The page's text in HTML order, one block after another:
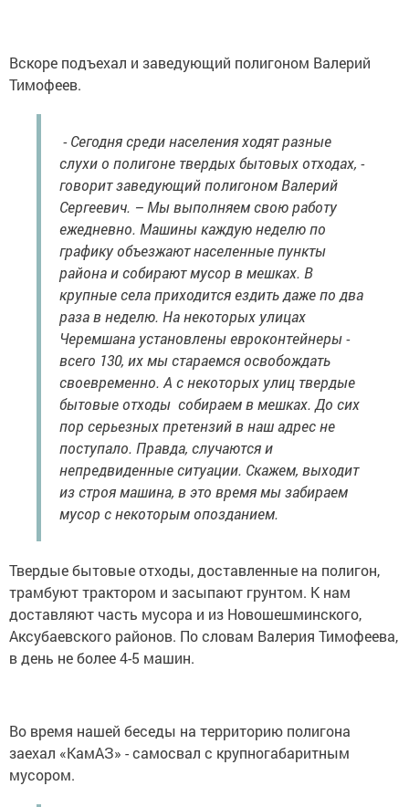
Вскоре подъехал и заведующий полигоном Валерий
Тимофеев.
- Сегодня среди населения ходят разные
слухи о полигоне твердых бытовых отходах, -
говорит заведующий полигоном Валерий
Сергеевич. – Мы выполняем свою работу
ежедневно. Машины каждую неделю по
графику объезжают населенные пункты
района и собирают мусор в мешках. В
крупные села приходится ездить даже по два
раза в неделю. На некоторых улицах
Черемшана установлены евроконтейнеры -
всего 130, их мы стараемся освобождать
своевременно. А с некоторых улиц твердые
бытовые отходы собираем в мешках. До сих
пор серьезных претензий в наш адрес не
поступало. Правда, случаются и
непредвиденные ситуации. Скажем, выходит
из строя машина, в это время мы забираем
мусор с некоторым опозданием.
Твердые бытовые отходы, доставленные на полигон,
трамбуют трактором и засыпают грунтом. К нам
доставляют часть мусора и из Новошешминского,
Аксубаевского районов. По словам Валерия Тимофеева,
в день не более 4-5 машин.
Во время нашей беседы на территорию полигона
заехал «КамАЗ» - самосвал с крупногабаритным
мусором.